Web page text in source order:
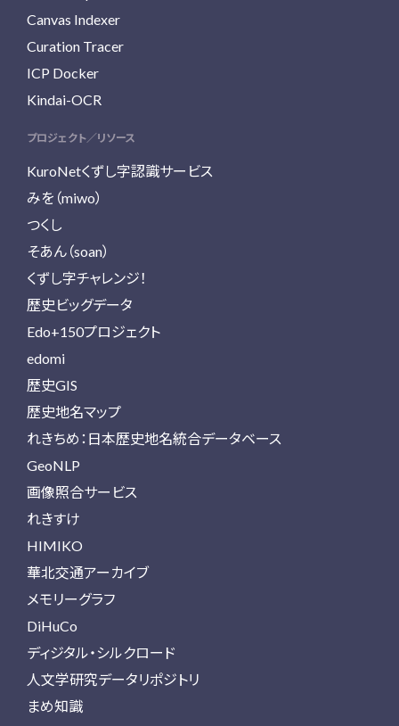
Canvas Indexer
Curation Tracer
ICP Docker
Kindai-OCR
プロジェクト／リソース
KuroNetくずし字認識サービス
みを（miwo）
つくし
そあん（soan）
くずし字チャレンジ！
歴史ビッグデータ
Edo+150プロジェクト
edomi
歴史GIS
歴史地名マップ
れきちめ：日本歴史地名統合データベース
GeoNLP
画像照合サービス
れきすけ
HIMIKO
華北交通アーカイブ
メモリーグラフ
DiHuCo
ディジタル・シルクロード
人文学研究データリポジトリ
まめ知識